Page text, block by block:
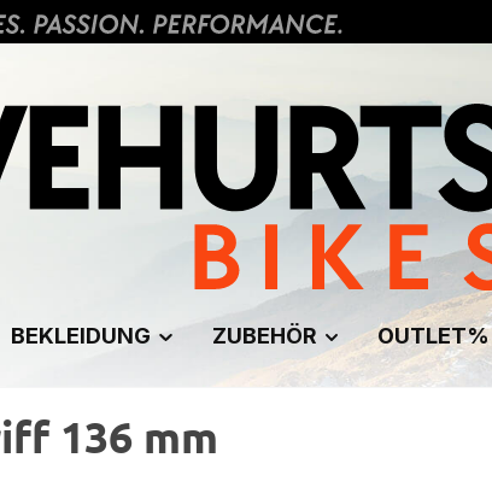
BEKLEIDUNG ZUBEHÖR OUTLET%
136 mm